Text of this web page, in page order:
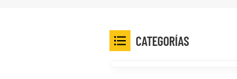
CATEGORÍAS